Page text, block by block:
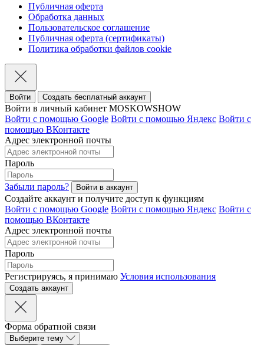
Публичная оферта
Обработка данных
Пользовательское соглашение
Публичная оферта (сертификаты)
Политика обработки файлов cookie
Войти Создать бесплатный аккаунт
Войти в личный кабинет MOSKOWSHOW
Войти с помощью Google Войти с помощью Яндекс Войти с
помощью ВКонтакте
Адрес электронной почты
Пароль
Забыли пароль?
Создайте аккаунт и получите доступ к функциям
Войти с помощью Google Войти с помощью Яндекс Войти с
помощью ВКонтакте
Адрес электронной почты
Пароль
Регистрируясь, я принимаю Условия использования
Форма обратной связи
Выберите тему